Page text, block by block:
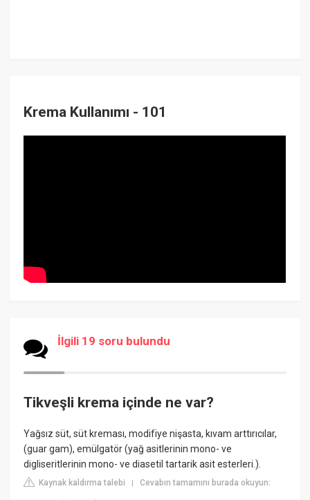
Krema Kullanımı - 101
İlgili 19 soru bulundu
Tikveşli krema içinde ne var?
Yağsız süt, süt kreması, modifiye nişasta, kıvam arttırıcılar,
(guar gam), emülgatör (yağ asitlerinin mono- ve
digliseritlerinin mono- ve diasetil tartarik asit esterleri.).
Kaynak kaldırma talebi |Cevabın tamamını burada okuyun: